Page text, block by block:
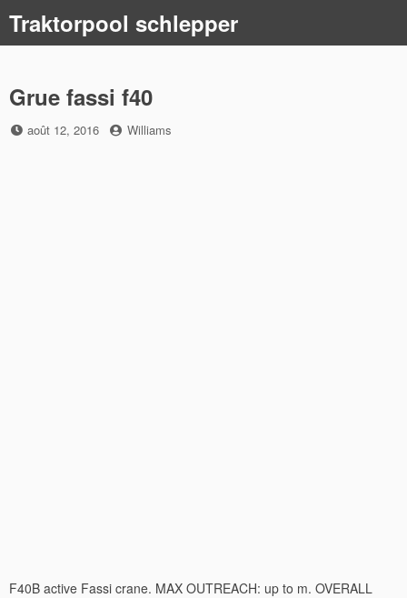
content
Traktorpool schlepper
Grue fassi f40
Posted
août 12, 2016 by
Williams
F40B active Fassi crane. MAX OUTREACH: up to m. OVERALL